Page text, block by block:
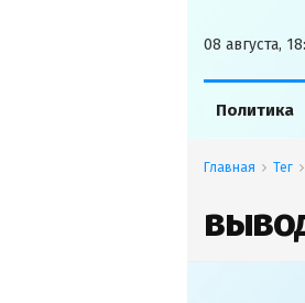
08 августа,
Политика
Главная Тег